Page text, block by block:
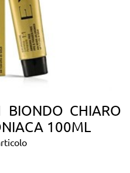
BIONDO CHIARO
100ML